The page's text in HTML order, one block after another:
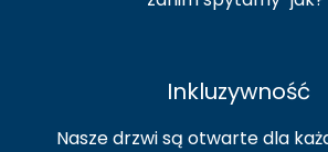
Inkluzywność
Nasze drzwi są otwarte dla